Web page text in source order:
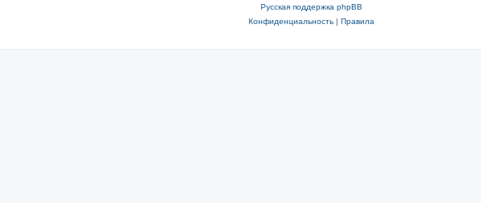
Русская поддержка phpBB
Конфиденциальность| Правила